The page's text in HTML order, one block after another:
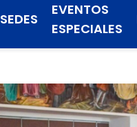
SEDES
EVENTOS
ESPECIALES